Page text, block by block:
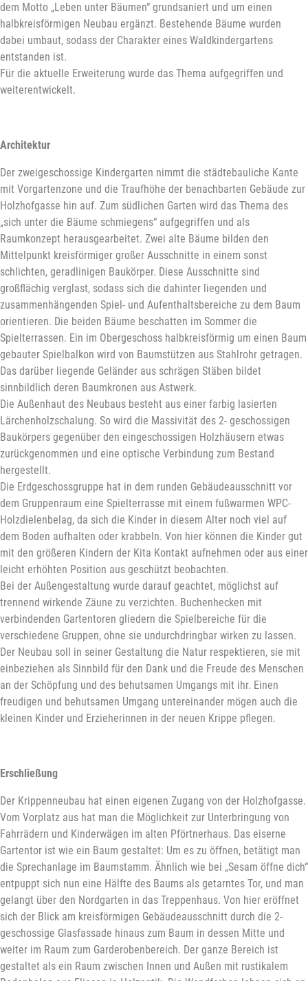
dem Motto „Leben unter Bäumen“ grundsaniert und um einen
halbkreisförmigen Neubau ergänzt. Bestehende Bäume wurden
dabei umbaut, sodass der Charakter eines Waldkindergartens
entstanden ist.
Für die aktuelle Erweiterung wurde das Thema aufgegriffen und
weiterentwickelt.
Architektur
Der zweigeschossige Kindergarten nimmt die städtebauliche Kante
mit Vorgartenzone und die Traufhöhe der benachbarten Gebäude zur
Holzhofgasse hin auf. Zum südlichen Garten wird das Thema des
„sich unter die Bäume schmiegens“ aufgegriffen und als
Raumkonzept herausgearbeitet. Zwei alte Bäume bilden den
Mittelpunkt kreisförmiger großer Ausschnitte in einem sonst
schlichten, geradlinigen Baukörper. Diese Ausschnitte sind
großflächig verglast, sodass sich die dahinter liegenden und
zusammenhängenden Spiel- und Aufenthaltsbereiche zu dem Baum
orientieren. Die beiden Bäume beschatten im Sommer die
Spielterrassen. Ein im Obergeschoss halbkreisförmig um einen Baum
gebauter Spielbalkon wird von Baumstützen aus Stahlrohr getragen.
Das darüber liegende Geländer aus schrägen Stäben bildet
sinnbildlich deren Baumkronen aus Astwerk.
Die Außenhaut des Neubaus besteht aus einer farbig lasierten
Lärchenholzschalung. So wird die Massivität des 2- geschossigen
Baukörpers gegenüber den eingeschossigen Holzhäusern etwas
zurückgenommen und eine optische Verbindung zum Bestand
hergestellt.
Die Erdgeschossgruppe hat in dem runden Gebäudeausschnitt vor
dem Gruppenraum eine Spielterrasse mit einem fußwarmen WPC-
Holzdielenbelag, da sich die Kinder in diesem Alter noch viel auf
dem Boden aufhalten oder krabbeln. Von hier können die Kinder gut
mit den größeren Kindern der Kita Kontakt aufnehmen oder aus einer
leicht erhöhten Position aus geschützt beobachten.
Bei der Außengestaltung wurde darauf geachtet, möglichst auf
trennend wirkende Zäune zu verzichten. Buchenhecken mit
verbindenden Gartentoren gliedern die Spielbereiche für die
verschiedene Gruppen, ohne sie undurchdringbar wirken zu lassen.
Der Neubau soll in seiner Gestaltung die Natur respektieren, sie mit
einbeziehen als Sinnbild für den Dank und die Freude des Menschen
an der Schöpfung und des behutsamen Umgangs mit ihr. Einen
freudigen und behutsamen Umgang untereinander mögen auch die
kleinen Kinder und Erzieherinnen in der neuen Krippe pflegen.
Erschließung
Der Krippenneubau hat einen eigenen Zugang von der Holzhofgasse.
Vom Vorplatz aus hat man die Möglichkeit zur Unterbringung von
Fahrrädern und Kinderwägen im alten Pförtnerhaus. Das eiserne
Gartentor ist wie ein Baum gestaltet: Um es zu öffnen, betätigt man
die Sprechanlage im Baumstamm. Ähnlich wie bei „Sesam öffne dich“
entpuppt sich nun eine Hälfte des Baums als getarntes Tor, und man
gelangt über den Nordgarten in das Treppenhaus. Von hier eröffnet
sich der Blick am kreisförmigen Gebäudeausschnitt durch die 2-
geschossige Glasfassade hinaus zum Baum in dessen Mitte und
weiter im Raum zum Garderobenbereich. Der ganze Bereich ist
gestaltet als ein Raum zwischen Innen und Außen mit rustikalem